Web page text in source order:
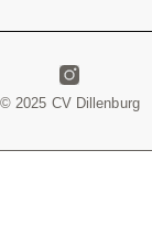
© 2025 CV Dillenburg